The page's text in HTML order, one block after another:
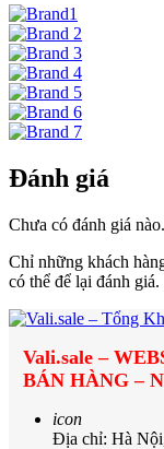
Đánh giá
Chưa có đánh giá nào.
Chỉ những khách
có thể để lại đánh giá.
Vali.sale –
BÁN HÀNG –
icon
Địa chỉ: Hà